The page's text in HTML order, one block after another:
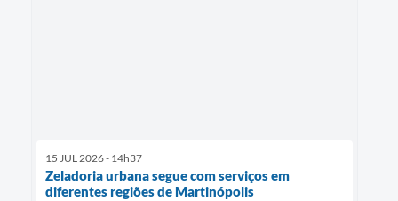
15 JUL 2026 - 14h37
Zeladoria urbana segue com serviços em
diferentes regiões de Martinópolis